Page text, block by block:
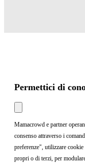
Permettici di
Mamacrowd e partner
consenso attraverso i
preferenze", utilizzare
propri o di terzi, per